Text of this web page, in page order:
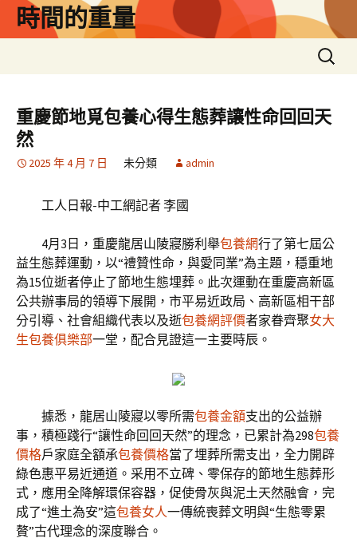
時間的重量
搜
尋
鍵
字:
重慶節地覓包養心得生態葬讓性命回回天
然
2025 年 4 月 7 日 未分類 admin
工人日報-中工網記者 李國
4月3日，重慶龍居山陵寢勝利舉包養網行了第七屆公
益生態葬運動，以“禮贊性命，與愛同業”為主題，穩重地
為15位逝者停止了節地生態埋葬。此次運動在重慶高新區
公共辦事局的領導下展開，市平易近政局、高新區相干部
分引導、社會組織代表以及逝包養網評價者家眷齊聚女大
生包養俱樂部一堂，配合見證這一主要時辰。
據悉，龍居山陵寢以零所需包養金額支出的公益辦
事，積極踐行“讓性命回回天然”的理念，已累計為298包養
價格戶家庭全額承包養價格當了埋葬所需支出，全力開辟
綠色惠平易近通道。采用不立碑、零保存的節地生態葬形
式，應用全降解環保容器，促使骨灰與泥土天然融會，完
成了“進土為安”這包養女人一傳統喪葬文明與“生態零累
贅”古代理念的深度聯合。